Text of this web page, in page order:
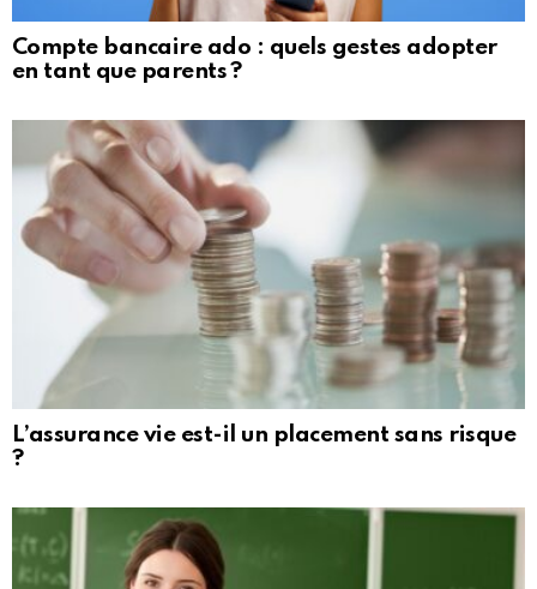
Compte bancaire ado : quels gestes adopter
en tant que parents ?
L’assurance vie est-il un placement sans risque
?